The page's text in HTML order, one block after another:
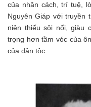
của nhân cách, trí tuệ,
Nguyên Giáp với truyền
niên thiếu sôi nổi, giàu
trọng hơn tầm vóc của
của dân tộc.